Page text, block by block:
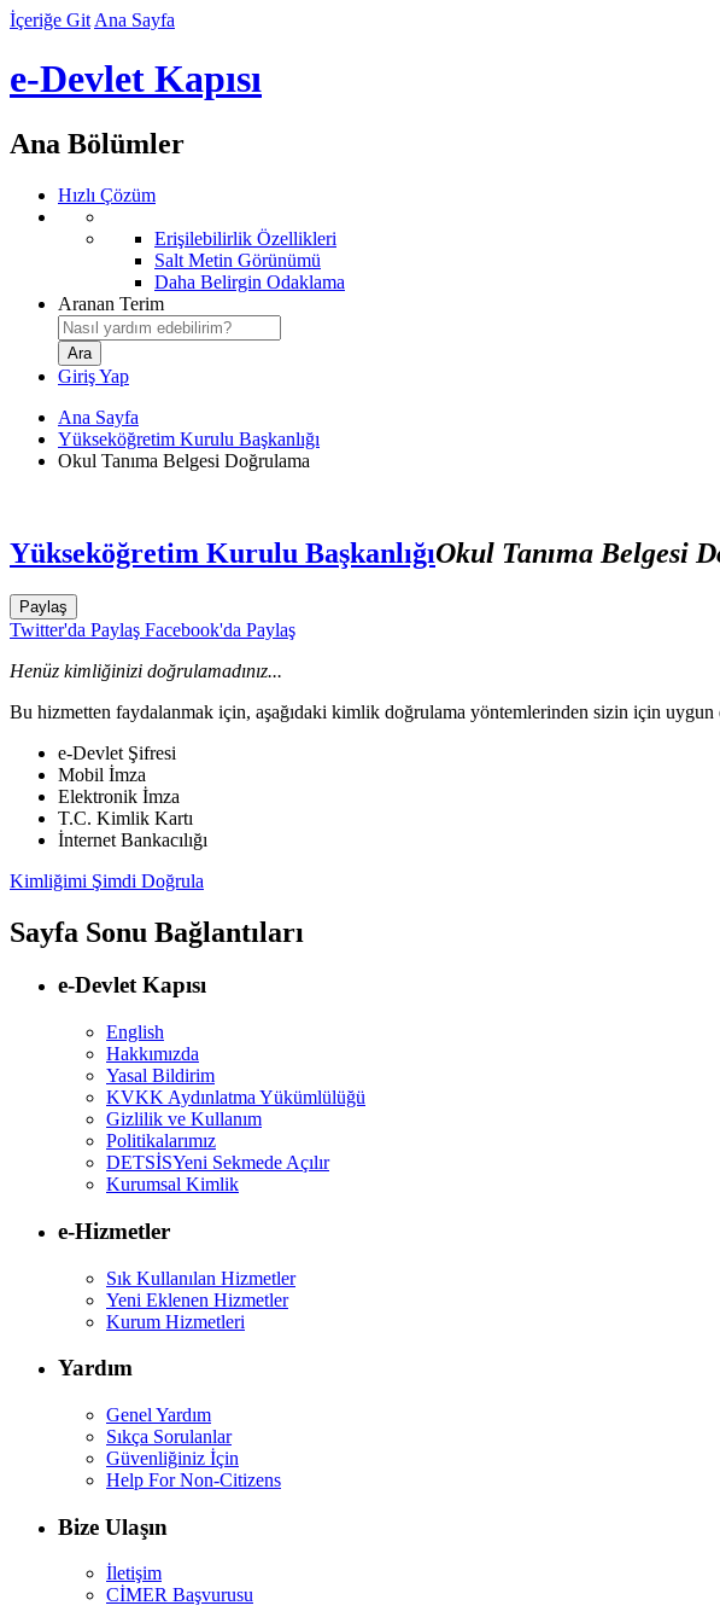
İçeriğe Git Ana Sayfa
e-Devlet Kapısı
Ana Bölümler
Hızlı Çözüm
Erişilebilirlik Özellikleri
Salt Metin Görünümü
Daha Belirgin Odaklama
Aranan Terim
Giriş Yap
Ana Sayfa
Yükseköğretim Kurulu Başkanlığı
Okul Tanıma Belgesi Doğrulama
Yükseköğretim Kurulu BaşkanlığıOkul Tanıma Belgesi
Paylaş
Twitter'da Paylaş Facebook'da Paylaş
Henüz kimliğinizi doğrulamadınız...
Bu hizmetten faydalanmak için, aşağıdaki kimlik doğrulama yöntemlerinden sizin için
e-Devlet Şifresi
Mobil İmza
Elektronik İmza
T.C. Kimlik Kartı
İnternet Bankacılığı
Kimliğimi Şimdi Doğrula
Sayfa Sonu Bağlantıları
e-Devlet Kapısı
English
Hakkımızda
Yasal Bildirim
KVKK Aydınlatma Yükümlülüğü
Gizlilik ve Kullanım
Politikalarımız
DETSİSYeni Sekmede Açılır
Kurumsal Kimlik
e-Hizmetler
Sık Kullanılan Hizmetler
Yeni Eklenen Hizmetler
Kurum Hizmetleri
Yardım
Genel Yardım
Sıkça Sorulanlar
Güvenliğiniz İçin
Help For Non-Citizens
Bize Ulaşın
İletişim
CİMER Başvurusu